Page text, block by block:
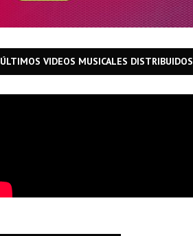
ÚLTIMOS VIDEOS MUSICALES DISTRIBUIDOS